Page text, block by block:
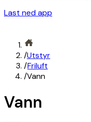
Last ned app
/Utstyr
/Friluft
/Vann
Vann